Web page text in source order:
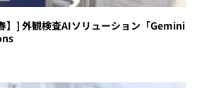
】] 外観検査AIソリューション「Gemini